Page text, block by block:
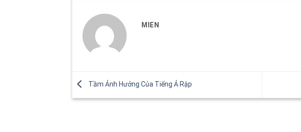
MIEN
Tầm Ảnh Hưởng Của Tiếng Ả Rập